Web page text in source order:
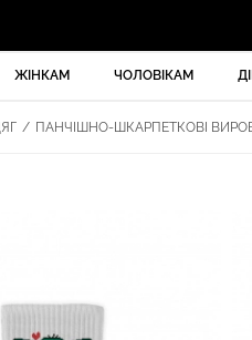
ЖІНКАМ ЧОЛОВІКАМ
/ ПАНЧІШНО-ШКАРПЕТКОВІ